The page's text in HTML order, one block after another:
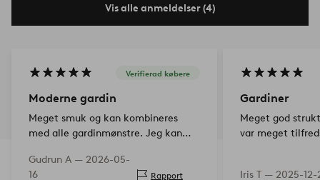
Vis alle anmeldelser (4)
Verifierad købere
Moderne gardin
Meget smuk og kan kombineres
med alle gardinmønstre. Jeg kan
Gudrun A — 2026-05-
16
Rapport
Gardiner
Meget god
var meget
Iris T — 2025-12-